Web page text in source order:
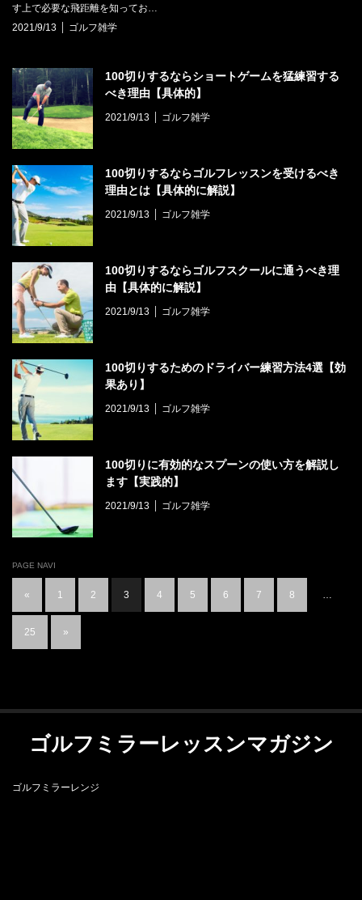
す上で必要な飛距離を知ってお…
2021/9/13
ゴルフ雑学
100切りするならショートゲームを猛練習する
べき理由【具体的】
2021/9/13 ゴルフ雑学
100切りするならゴルフレッスンを受けるべき
理由とは【具体的に解説】
2021/9/13 ゴルフ雑学
100切りするならゴルフスクールに通うべき理
由【具体的に解説】
2021/9/13 ゴルフ雑学
100切りするためのドライバー練習方法4選【効
果あり】
2021/9/13 ゴルフ雑学
100切りに有効的なスプーンの使い方を解説し
ます【実践的】
2021/9/13 ゴルフ雑学
PAGE NAVI
« 1 2 3 4 5 6 7 8 …
25 »
ゴルフミラーレッスンマガジン
ゴルフミラーレンジ